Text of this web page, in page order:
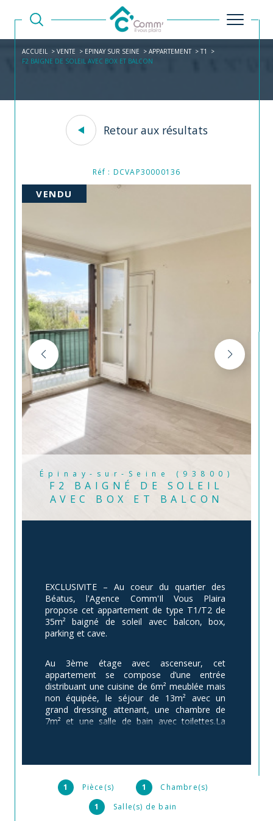
ACCUEIL VENTE EPINAY SUR SEINE APPARTEMENT
T1
F2 BAIGNE DE SOLEIL AVEC BOX ET BALCON
Retour aux résultats
Réf : DCVAP30000136
VENDU
Épinay-sur-Seine (93800)
F2 BAIGNÉ DE SOLEIL
AVEC BOX ET BALCON
1 Pièce(s) 1
Chambre(s)
1
Salle(s) de bain
EXCLUSIVITE – Au coeur du quartier des
Béatus, l'Agence Comm'Il Vous Plaira
propose cet appartement de type T1/T2 de
35m² baigné de soleil avec balcon, box,
parking et cave.
Au 3ème étage avec ascenseur, cet
appartement se compose d’une entrée
distribuant une cuisine de 6m² meublée mais
non équipée, le séjour de 13m² avec un
grand dressing attenant, une chambre de
7m² et une salle de bain avec toilettes.La
calme.
Toutes les cloisons peuvent être tombées
pour offrir une grande pièce à vivre de 20m²